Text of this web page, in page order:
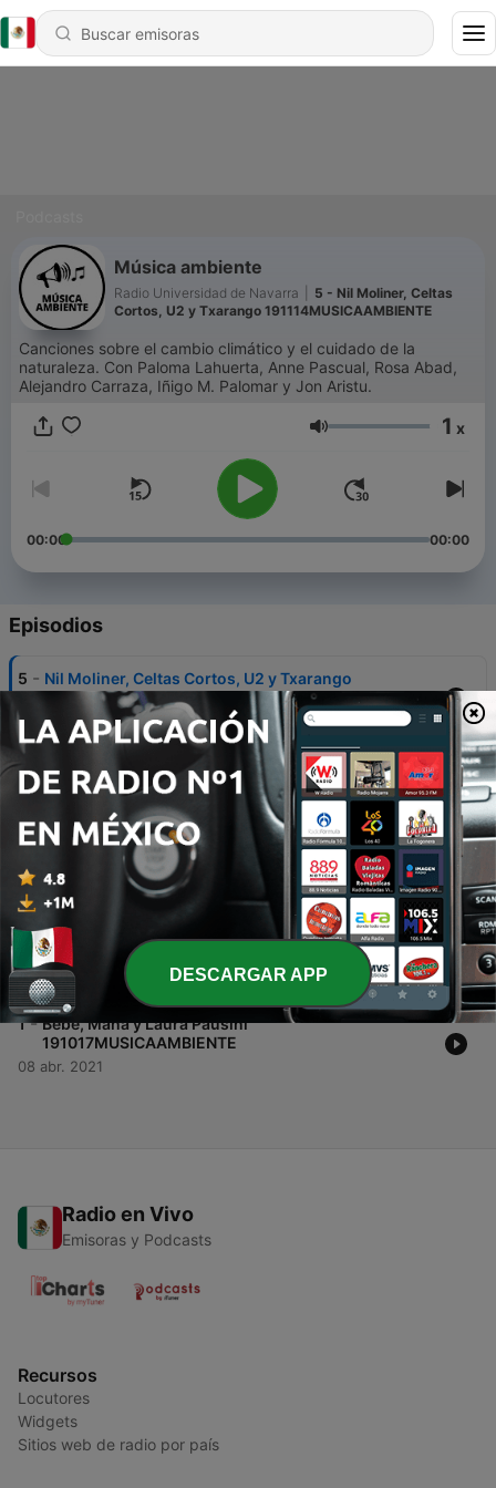
Música ambiente
Radio Universidad de Navarra
5 - Nil Moliner, Celtas
Cortos, U2 y Txarango 191114MUSICAAMBIENTE
Canciones sobre el cambio climático y el cuidado de la
naturaleza. Con Paloma Lahuerta, Anne Pascual, Rosa Abad,
Alejandro Carraza, Iñigo M. Palomar y Jon Aristu.
Volumen 1 x
00:00 00:00
Episodios
5 - Nil Moliner, Celtas Cortos, U2 y Txarango
191114MUSICAAMBIENTE
08 abr. 2021
Macaco, Metallica y Michael Jackson
191107MUSICAAMBIENTE
3 - Roberto Carlos, Cat Stevens, Joni Mitchell
191031MUSICAAMBIENTE
08 abr. 2021
2 - Bieber, Ariana, Sia, Miley, Mago de Oz y Niyorah
191024MUSICAAMBIENTE
08 abr. 2021
1 - Bebe, Maná y Laura Pausini
191017MUSICAAMBIENTE
08 abr. 2021
Radio en Vivo
Emisoras y Podcasts
Recursos
Locutores
Widgets
Sitios web de radio por país
DESCARGAR APP